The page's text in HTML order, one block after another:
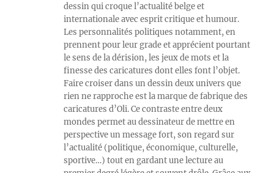
dessin qui croque l’actualité belge et
internationale avec esprit critique et humour.
Les personnalités politiques notamment, en
prennent pour leur grade et apprécient pourtant
le sens de la dérision, les jeux de mots et la
finesse des caricatures dont elles font l’objet.
Faire croiser dans un dessin deux univers que
rien ne rapproche est la marque de fabrique des
caricatures d’Oli. Ce contraste entre deux
mondes permet au dessinateur de mettre en
perspective un message fort, son regard sur
l’actualité (politique, économique, culturelle,
sportive…) tout en gardant une lecture au